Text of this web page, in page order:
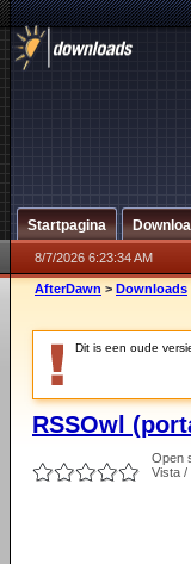
Startpagina
8/7/2026 6:23:34 AM
AfterDawn > Downloads
Dit is een oude
RSSOwl
Open
Vista /